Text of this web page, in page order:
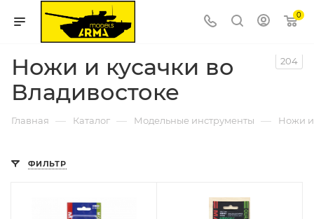
0
Ножи и кусачки во
Владивостоке
204
Главная — Каталог — Модельные инструменты — Ножи и
ФИЛЬТР